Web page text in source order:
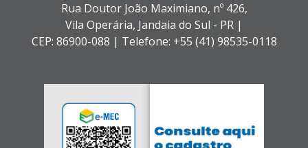
Rua Doutor João Maximiano, nº 426,
Vila Operária, Jandaia do Sul - PR |
CEP: 86900-088 | Telefone: +55 (41) 98535-0118